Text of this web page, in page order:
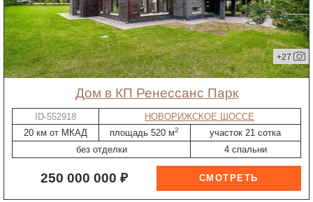
+27
дом в КП Ренессанс Парк
ID-552918
НОВОРИЖСКОЕ ШОССЕ
20 км от МКАД
площадь 520 м2
участок 21 сотка
без отделки
4 спальни
250 000 000 ₽